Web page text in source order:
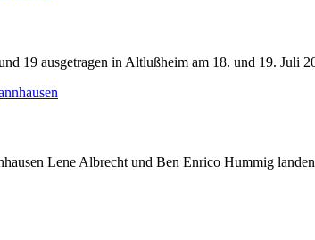
19 ausgetragen in Altlußheim am 18. und 19. Juli
Lene Albrecht und Ben Enrico Hummig